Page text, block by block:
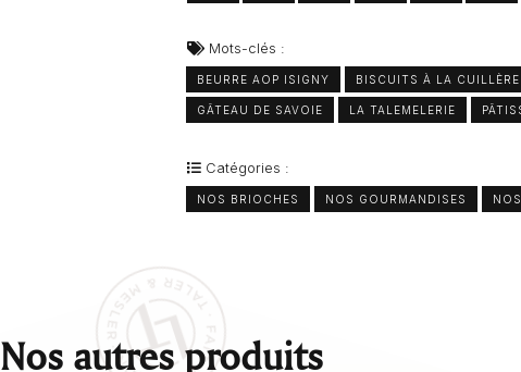
Mots-clés :
BEURRE AOP ISIGNY BISCUITS À LA CUILLÈRE
GÂTEAU DE SAVOIE LA TALEMELERIE
Catégories :
NOS BRIOCHES NOS GOURMANDISES
Nos autres produits